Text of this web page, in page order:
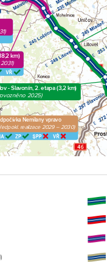
Nemilany vpravo
realizace 2029 – 2030)
- Slavonín, 2. etapa (3,2 km)
2025)
km)